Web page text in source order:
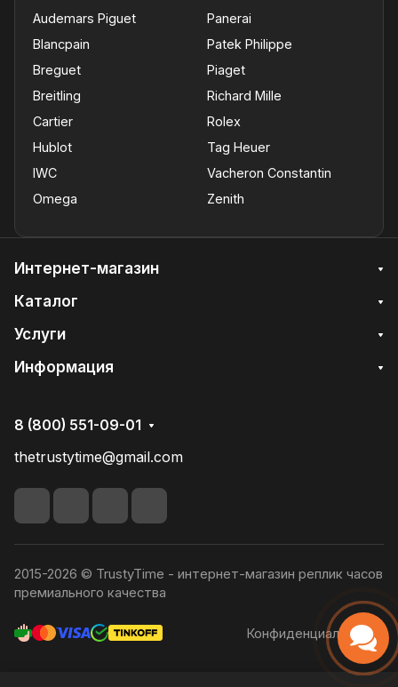
Audemars Piguet
Blancpain
Breguet
Breitling
Cartier
Hublot
IWC
Omega
Panerai
Patek Philippe
Piaget
Richard Mille
Rolex
Tag Heuer
Vacheron Constantin
Zenith
Интернет-магазин
Каталог
Услуги
Информация
8 (800) 551-09-01
thetrustytime@gmail.com
2015-2026 © TrustyTime - интернет-магазин реплик часов
премиального качества
Конфиденциальность